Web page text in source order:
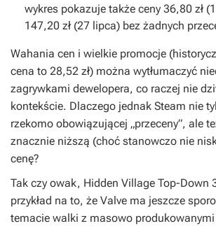
wykres pokazuje także ceny 36,80 zł
147,20 zł (27 lipca) bez żadnych
Wahania cen i wielkie promocje
cena to 28,52 zł) można wytłumaczyć
zagrywkami dewelopera, co raczej nie
kontekście. Dlaczego jednak Steam nie
rzekomo obowiązującej „przeceny”, ale
znacznie niższą (choć stanowczo nie
cenę?
Tak czy owak, Hidden Village Top-Down
przykład na to, że Valve ma jeszcze
temacie walki z masowo produkowanymi